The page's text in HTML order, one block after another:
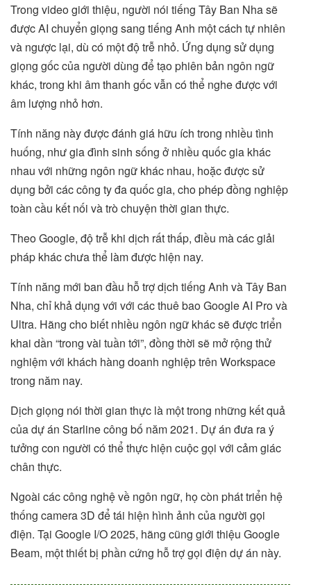
Trong video giới thiệu, người nói tiếng Tây Ban Nha sẽ
được AI chuyển giọng sang tiếng Anh một cách tự nhiên
và ngược lại, dù có một độ trễ nhỏ. Ứng dụng sử dụng
giọng gốc của người dùng để tạo phiên bản ngôn ngữ
khác, trong khi âm thanh gốc vẫn có thể nghe được với
âm lượng nhỏ hơn.
Tính năng này được đánh giá hữu ích trong nhiều tình
huống, như gia đình sinh sống ở nhiều quốc gia khác
nhau với những ngôn ngữ khác nhau, hoặc được sử
dụng bởi các công ty đa quốc gia, cho phép đồng nghiệp
toàn cầu kết nối và trò chuyện thời gian thực.
Theo Google, độ trễ khi dịch rất thấp, điều mà các giải
pháp khác chưa thể làm được hiện nay.
Tính năng mới ban đầu hỗ trợ dịch tiếng Anh và Tây Ban
Nha, chỉ khả dụng với với các thuê bao Google AI Pro và
Ultra. Hãng cho biết nhiều ngôn ngữ khác sẽ được triển
khai dần “trong vài tuần tới”, đồng thời sẽ mở rộng thử
nghiệm với khách hàng doanh nghiệp trên Workspace
trong năm nay.
Dịch giọng nói thời gian thực là một trong những kết quả
của dự án Starline công bố năm 2021. Dự án đưa ra ý
tưởng con người có thể thực hiện cuộc gọi với cảm giác
chân thực.
Ngoài các công nghệ về ngôn ngữ, họ còn phát triển hệ
thống camera 3D để tái hiện hình ảnh của người gọi
điện. Tại Google I/O 2025, hãng cũng giới thiệu Google
Beam, một thiết bị phần cứng hỗ trợ gọi điện dự án này.